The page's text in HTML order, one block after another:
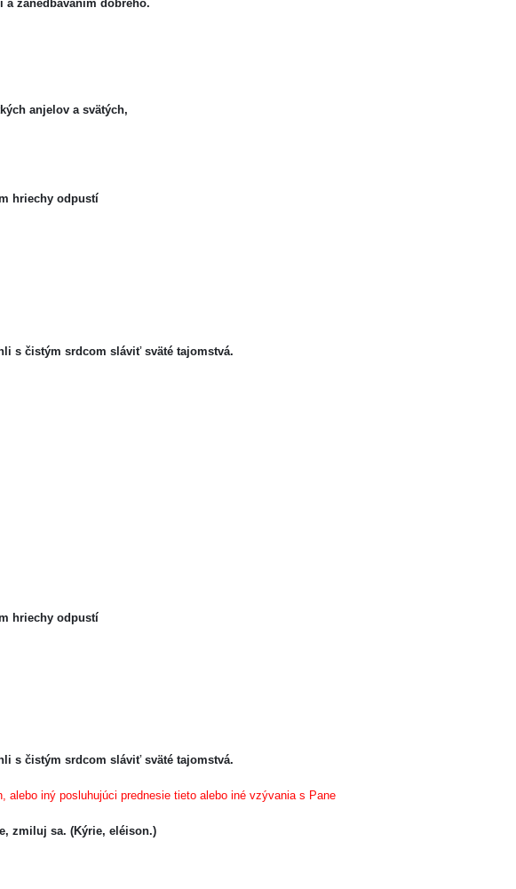
zanedbávaním dobrého.
anjelov a svätých,
hriechy odpustí
s čistým srdcom sláviť sväté tajomstvá.
hriechy odpustí
s čistým srdcom sláviť sväté tajomstvá.
iný posluhujúci prednesie tieto alebo iné vzývania s Pane
zmiluj sa. (Kýrie, eléison.)